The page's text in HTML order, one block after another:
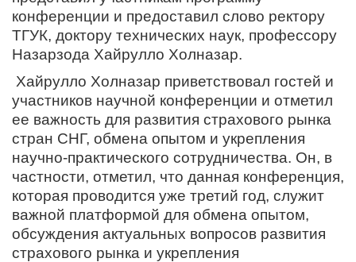
конференции и предоставил слово ректору
ТГУК, доктору технических наук, профессору
Назарзода Хайрулло Холназар.
Хайрулло Холназар приветствовал гостей и
участников научной конференции и отметил
ее важность для развития страхового рынка
стран СНГ, обмена опытом и укрепления
научно-практического сотрудничества. Он, в
частности, отметил, что данная конференция,
которая проводится уже третий год, служит
важной платформой для обмена опытом,
обсуждения актуальных вопросов развития
страхового рынка и укрепления